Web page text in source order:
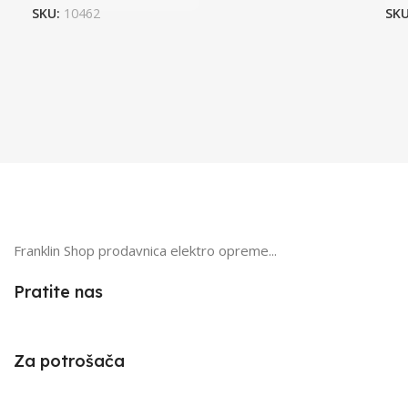
SKU: 10462
Franklin Shop prodavnica elektro opreme...
Pratite nas
Za potrošača